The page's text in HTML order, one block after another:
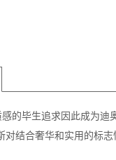
毕生追求因此成为迪奥
对结合奢华和实用的标